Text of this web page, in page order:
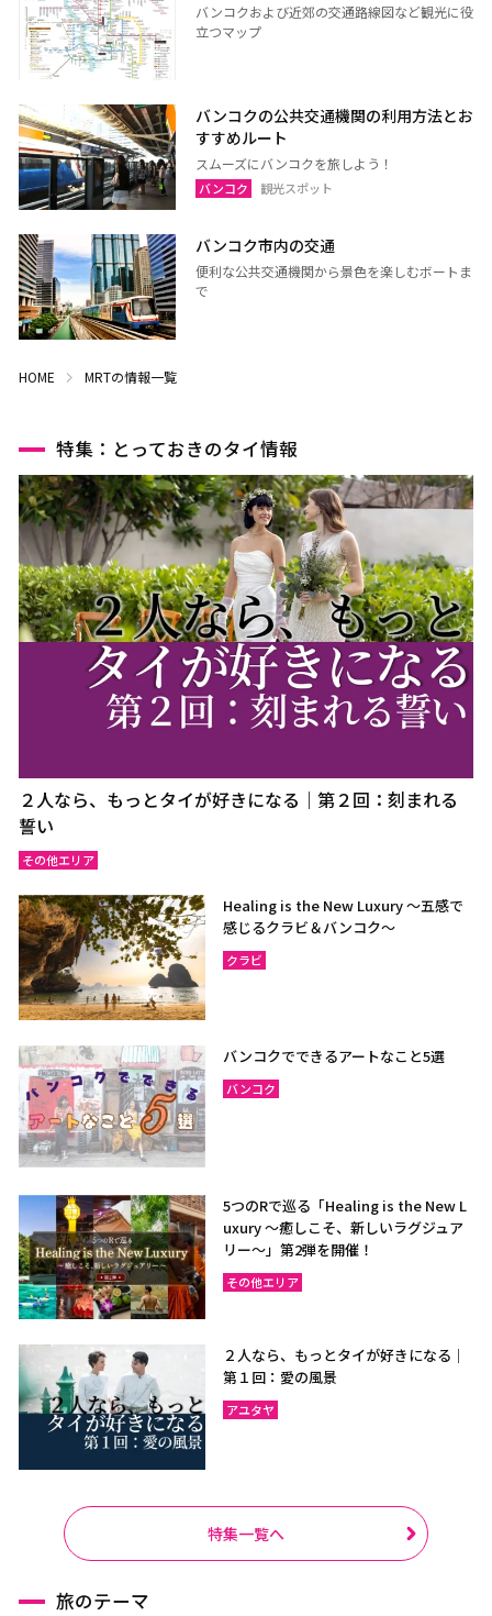
ターク
カンペーンペット
ピッサヌローク
ナーン
プレー
ペッチャブーン
ピチット
ウッタラディット
ウタイターニー
ウドーンターニー
コーンケーン
ナコーンラーチャシーマー
（コラート）
カラシン
ノーンカーイ
ノーンブアランプー
ブンカーン
ムックダーハーン
ローイエット
マハーサーラカーム
ブリーラム
ヤソートーン
シーサケート
アムナートチャルーン
スリン
チャイヤプーム
北イサーン
南イサーン
ラヨーン（サメット島）
チャンタブリー
サケーオ
チャチューンサオ
プラーチーンブリー
バンコク
サムットソンクラーム
アユタヤ
カンチャナブリー
ホアヒン（プラチュアッブ
チャアム（ペッチャブリ
ー）
チャイナート
ノンタブリー
パトゥムターニー
ペッチャブリー
プラチュアップキリカン
ラーチャブリー
サムットサーコーン
サラブリー
スパンブリー
プーケット
トラン
パンガー
カオラック（パンガー）
チュンポーン
ナラーティワート
バンコクおよび近郊の交通路線図など観光に役
立つマップ
バンコクの公共交通機関の利用方法とお
すすめルート
スムーズにバンコクを旅しよう！
バンコク 観光スポット
バンコク市内の交通
便利な公共交通機関から景色を楽しむボートま
で
HOME MRTの情報一覧
特集：とっておきのタイ情報
２人なら、もっとタイが好きになる｜第２回：刻まれる
誓い
その他エリア
Healing is the New Luxury ～五感で
感じるクラビ＆バンコク～
クラビ
バンコクでできるアートなこと5選
バンコク
5つのRで巡る「Healing is the New L
uxury ～癒しこそ、新しいラグジュア
リー〜」第2弾を開催！
その他エリア
２人なら、もっとタイが好きになる｜
第１回：愛の風景
アユタヤ
特集一覧へ
旅のテーマ